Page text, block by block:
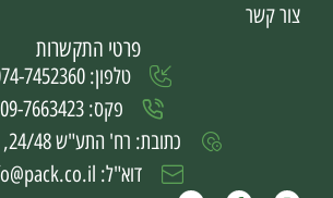
צור קשר
פרטי התקשרות
טלפון: 074-7452360
פקס: 09-7663423
כתובת: רח' התע"ש 24/48, כפר-סבא
דוא"ל: info@pack.co.il